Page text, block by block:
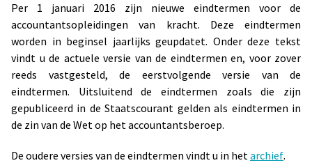
Per 1 januari 2016 zijn nieuwe eindtermen voor de
accountantsopleidingen van kracht. Deze eindtermen
worden in beginsel jaarlijks geupdatet. Onder deze tekst
vindt u de actuele versie van de eindtermen en, voor zover
reeds vastgesteld, de eerstvolgende versie van de
eindtermen. Uitsluitend de eindtermen zoals die zijn
gepubliceerd in de Staatscourant gelden als eindtermen in
de zin van de Wet op het accountantsberoep.
De oudere versies van de eindtermen vindt u in hetarchief.